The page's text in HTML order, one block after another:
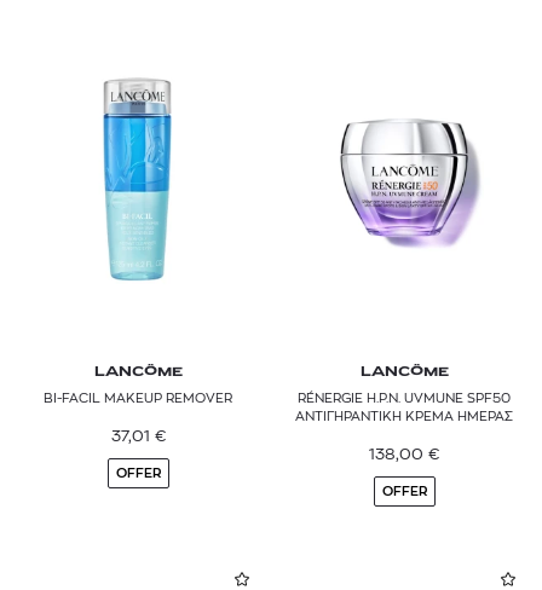
LANCÔME
BI-FACIL MAKEUP REMOVER
37,01 €
OFFER
LANCÔME
RÉNERGIE H.P.N. UVMUNE SPF50
ΑΝΤΙΓΗΡΑΝΤΙΚΗ ΚΡΕΜΑ ΗΜΕΡΑΣ
138,00 €
OFFER